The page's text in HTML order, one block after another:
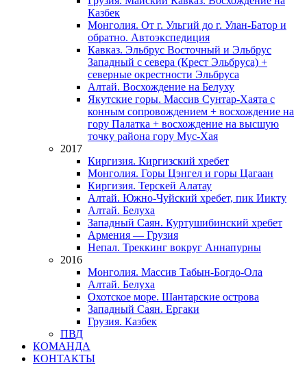
Казбек
Монголия. От г. Ульгий до г. Улан-Батор и
обратно. Автоэкспедиция
Кавказ. Эльбрус Восточный и Эльбрус
Западный с севера (Крест Эльбруса) +
северные окрестности Эльбруса
Алтай. Восхождение на Белуху
Якутские горы. Массив Сунтар-Хаята с
конным сопровождением + восхождение на
гору Палатка + восхождение на высшую
точку района гору Мус-Хая
2017
Киргизия. Киргизский хребет
Монголия. Горы Цэнгел и горы Цагаан
Киргизия. Терскей Алатау
Алтай. Южно-Чуйский хребет, пик Иикту
Алтай. Белуха
Западный Саян. Куртушибинский хребет
Армения — Грузия
Непал. Треккинг вокруг Аннапурны
2016
Монголия. Массив Табын-Богдо-Ола
Алтай. Белуха
Охотское море. Шантарские острова
Западный Саян. Ергаки
Грузия. Казбек
ПВД
КОМАНДА
КОНТАКТЫ